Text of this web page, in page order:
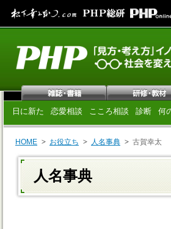
日に新た 恋愛相談 こころ相談 診断 何
HOME お役立ち 人名事典 古賀幸太
人名事典